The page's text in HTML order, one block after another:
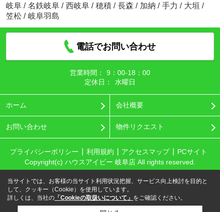
岐阜 / 名鉄岐阜 / 西岐阜 / 穂積 / 長森 / 加納 / 手力 / 大垣 /
笠松 / 岐阜羽島
電話でお問い合わせ
営業時間：
9：00‐18：00
定休日：
水曜日
ホーム 会社概要
お問い合わせ 物件リクエスト
プライバシーポリシー 利用規約 アクセスマップ
PCサイト
Copyright(c) ハウスアイビー 岐阜店 All rights reserved.
当サイトでは、お客様の当サイト利用状況把握、サービス向上検討を目的と
して、クッキー（Cookie）を使用しています。
詳しくは、当社の 「Cookieの取扱いについて」 をご確認ください。